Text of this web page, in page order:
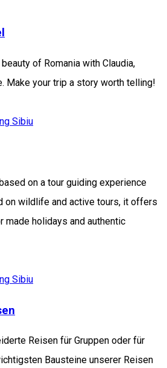
of Romania with Claudia,
Make your trip a story worth telling!
Sibiu
on a tour guiding experience
on wildlife and active tours, it offers
holidays and authentic
Sibiu
Reisen für Gruppen oder für
Bausteine unserer Reisen